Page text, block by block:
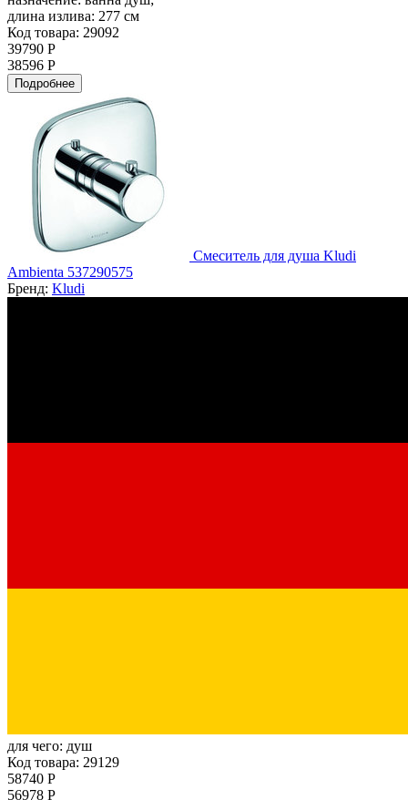
длина излива: 277 см
Код товара: 29092
39790 Р
38596 Р
Подробнее
Смеситель для душа Kludi
Ambienta 537290575
Бренд: Kludi
для чего: душ
Код товара: 29129
58740 Р
56978 Р